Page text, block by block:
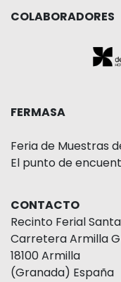
COLABORADORES
FERMASA
Feria de Muestras
El punto de
CONTACTO
Recinto Ferial
Carretera Armilla
18100 Armilla
(Granada) España